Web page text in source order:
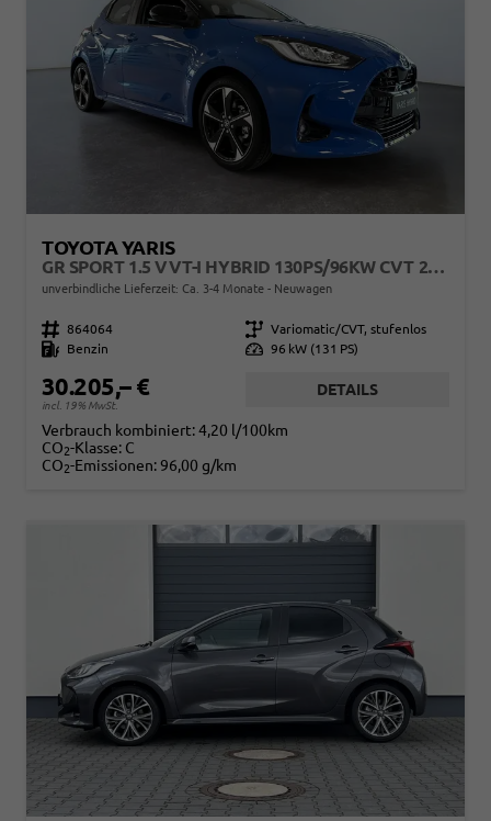
TOYOTA YARIS
GR SPORT 1.5 VVT-I HYBRID 130PS/96KW CVT 2026
unverbindliche Lieferzeit: Ca. 3-4 Monate Neuwagen
Fahrzeugnr. 864064 Getriebe Variomatic/CVT, stufenlos
Kraftstoff
Benzin Leistung 96 kW (131 PS)
30.205,– €
incl. 19% MwSt.
DETAILS
Verbrauch kombiniert:4,20 l/100km
CO2-Klasse: C
CO2-Emissionen: 96,00 g/km